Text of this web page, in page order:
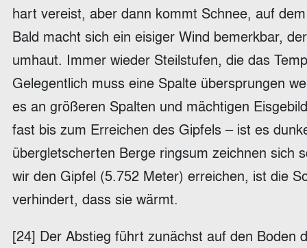
hart vereist, aber dann kommt Schnee, auf
Bald macht sich ein eisiger Wind bemerkbar,
umhaut. Immer wieder Steilstufen, die das
Gelegentlich muss eine Spalte übersprungen
es an größeren Spalten und mächtigen
fast bis zum Erreichen des Gipfels – ist es
übergletscherten Berge ringsum zeichnen sich
wir den Gipfel (5.752 Meter) erreichen, ist die
verhindert, dass sie wärmt.
[24] Der Abstieg führt zunächst auf den Boden